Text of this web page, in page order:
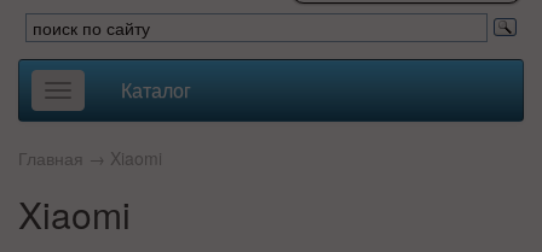
Toggle
navigation
Каталог
Главная → Xiaomi
Xiaomi